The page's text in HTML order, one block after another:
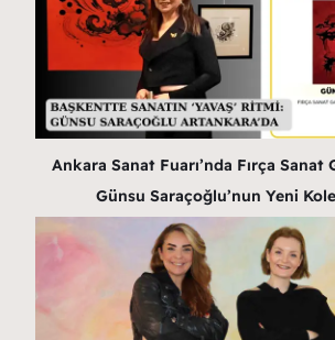
Ankara Sanat Fuarı’nda Fırça Sanat
Günsu Saraçoğlu’nun Yeni